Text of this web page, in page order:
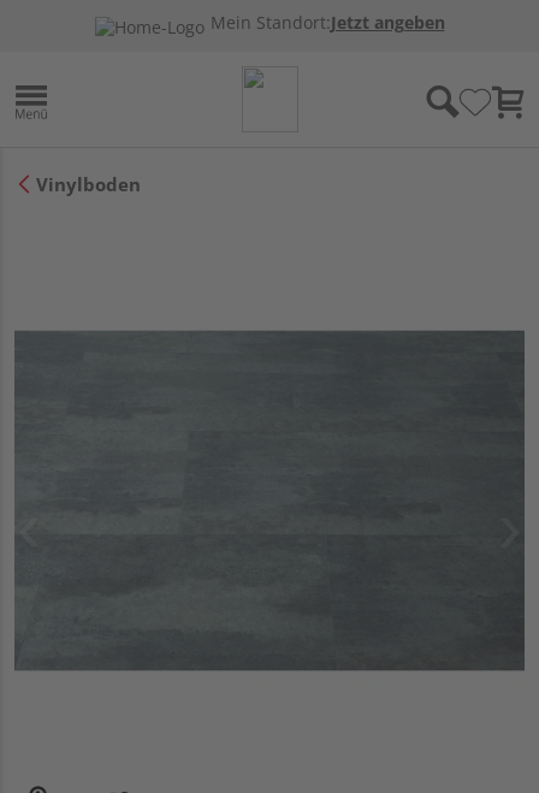
Mein Standort:Jetzt angeben
Vinylboden